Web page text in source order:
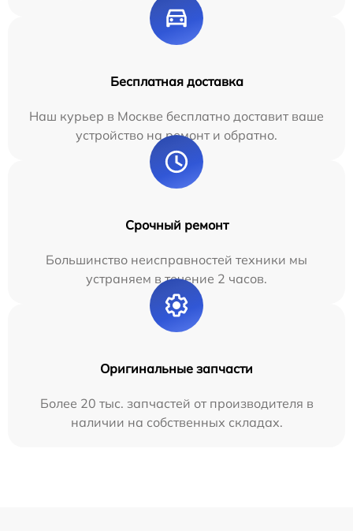
Бесплатная доставка
Наш курьер в Москве бесплатно доставит ваше
устройство на ремонт и обратно.
Срочный ремонт
Большинство неисправностей техники мы
устраняем в течение 2 часов.
Оригинальные запчасти
Более 20 тыс. запчастей от производителя в
наличии на собственных складах.